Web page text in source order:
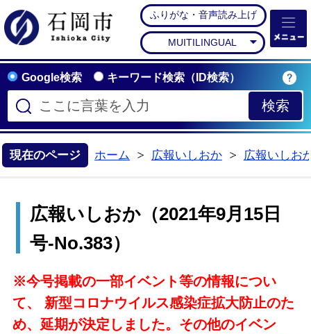
石岡市公式ホームペー
ふりがな・音声読み上げ
MUITILINGUAL
Google検索 キーワード検索（ID検索）
現在のページ ホーム
広報いしおか
広報いしお
広報いしおか（2021年9月15日
号-No.383）
※今号掲載の一部イベント等の情報につい
て、 新型コロナウイルス感染症拡大防止のた
め、延期が決定しました。その他のイベン